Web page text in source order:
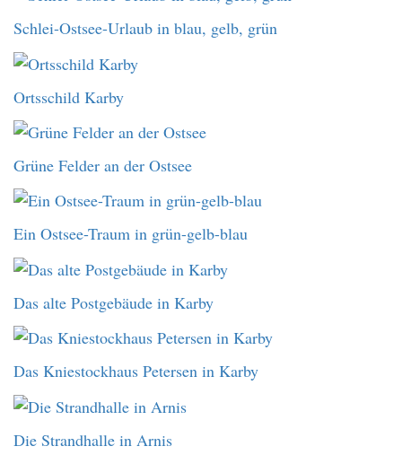
Schlei-Ostsee-Urlaub in blau, gelb, grün
Ortsschild Karby
Grüne Felder an der Ostsee
Ein Ostsee-Traum in grün-gelb-blau
Das alte Postgebäude in Karby
Das Kniestockhaus Petersen in Karby
Die Strandhalle in Arnis